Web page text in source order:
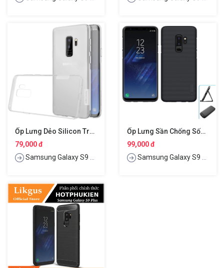
Ốp Lưng Dẻo Silicon Trong Suốt Cho Samsung Galaxy S9 Plus Hiệu Nillkin Nature
79,000 đ
Samsung Galaxy S9 Plus
Ốp Lưng Sần Chống Sốc Cho Samsung Galaxy S9 Plus Hiệu Nillkin Super Frosted Shield
99,000 đ
Samsung Galaxy S9 Plus